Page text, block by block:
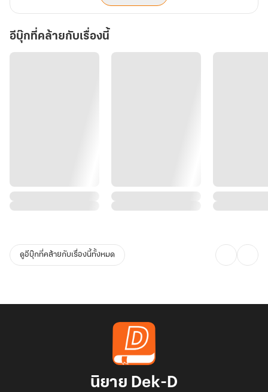
อีบุ๊กที่คล้ายกับเรื่องนี้
ดูอีบุ๊กที่คล้ายกับเรื่องนี้ทั้งหมด
นิยาย Dek-D